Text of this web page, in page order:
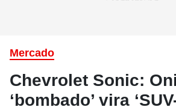
Mercado
Chevrolet Sonic:
‘bombado’ vira